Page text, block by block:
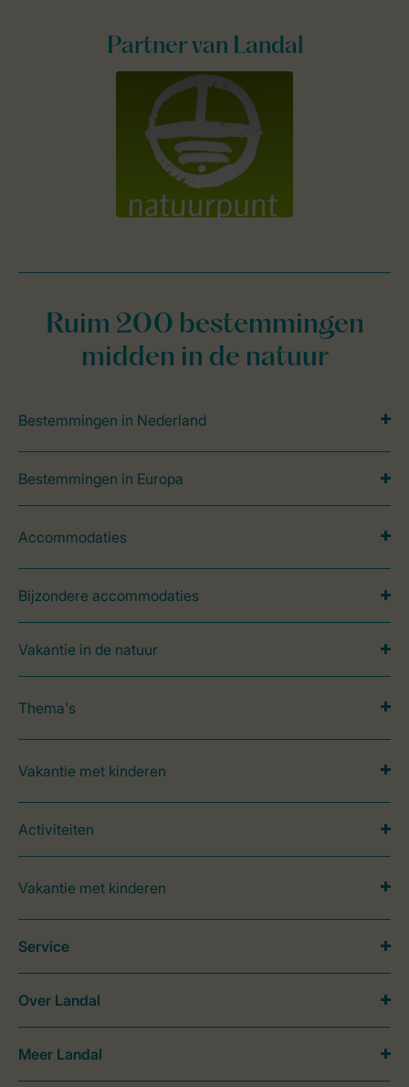
Partner van Landal
Ruim 200 bestemmingen
midden in de natuur
Bestemmingen in Nederland
Bestemmingen in Europa
Accommodaties
Bijzondere accommodaties
Vakantie in de natuur
Thema's
Vakantie met kinderen
Activiteiten
Vakantie met kinderen
Service
Over Landal
Meer Landal